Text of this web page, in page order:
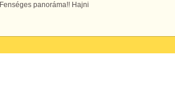
Fenséges panoráma!! Hajni